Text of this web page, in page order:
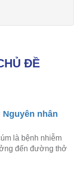
ĐỀ
nhân
là bệnh nhiễm
đến đường thở